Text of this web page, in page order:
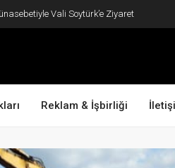
Vali Soytürk’e Ziyaret
Reklam & İşbirliği